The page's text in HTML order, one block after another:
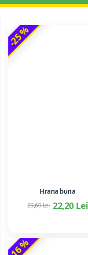
-25 %
Hrana buna
22,20 Lei
29,60 Lei
-16 %